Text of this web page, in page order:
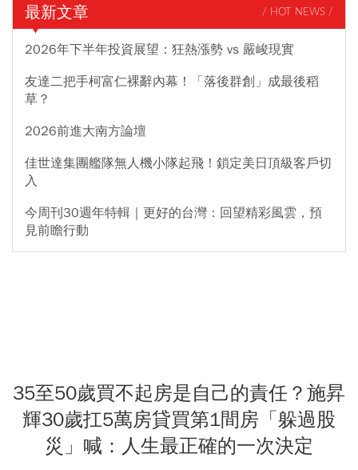
最新文章 / HOT NEWS /
2026年下半年投資展望：狂熱漲勢 vs 嚴峻現實
友達二把手柯富仁裸辭內幕！「落後群創」成最後稻
草？
2026前進大南方論壇
佳世達集團艦隊無人機小隊起飛！鎖定美日頂級客戶切
入
今周刊30週年特輯｜更好的台灣：回望精彩風雲，預
見前瞻行動
35至50歲買不起房是自己的責任？施昇
輝30歲扛5萬房貸買第1間房「躲過股
災」喊：人生最正確的一次決定